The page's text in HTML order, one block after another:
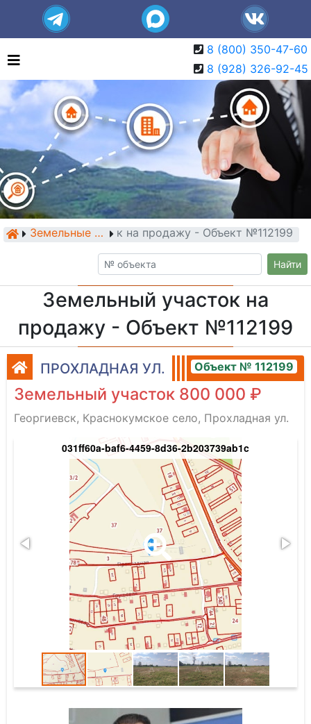
8 (800) 350-47-60
8 (928) 326-92-45
Земельные участки
Земельный участок на продажу - Объект №112199
Найти
Земельный участок на
продажу - Объект №112199
ПРОХЛАДНАЯ УЛ. Объект № 112199
Земельный участок 800 000 ₽
Георгиевск, Краснокумское село, Прохладная ул.
031ff60a-baf6-4459-8d36-2b203739ab1c